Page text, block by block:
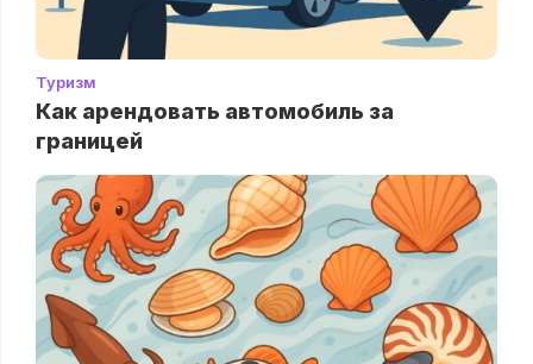
Туризм
Как арендовать автомобиль за
границей